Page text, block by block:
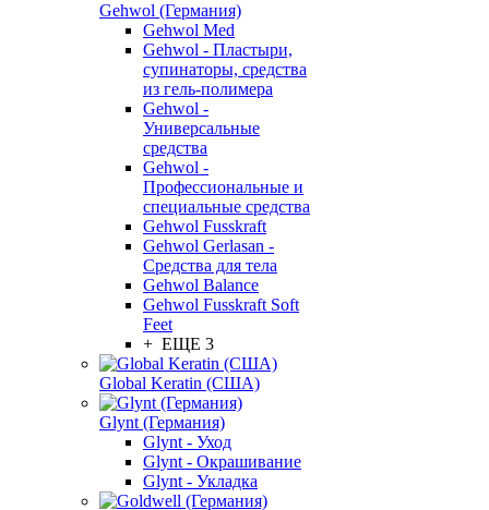
Gehwol (Германия)
Gehwol Med
Gehwol - Пластыри,
супинаторы, средства
из гель-полимера
Gehwol -
Универсальные
средства
Gehwol -
Профессиональные и
специальные средства
Gehwol Fusskraft
Gehwol Gerlasan -
Средства для тела
Gehwol Balance
Gehwol Fusskraft Soft
Feet
+ ЕЩЕ 3
Global Keratin (США)
Glynt (Германия)
Glynt - Уход
Glynt - Окрашивание
Glynt - Укладка